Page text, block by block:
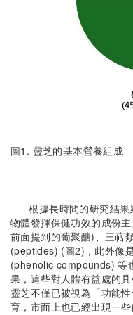
圖1. 靈芝的基本營養組成
根據長時間的研究結果
物體發揮保健功效的成份
前面提到的葡聚醣)、三萜
(peptides) (圖2)，此外像
(phenolic compounds) 等
果，這些對人體有益處的
靈芝不僅已被視為「功能
育，市面上也已經出現一